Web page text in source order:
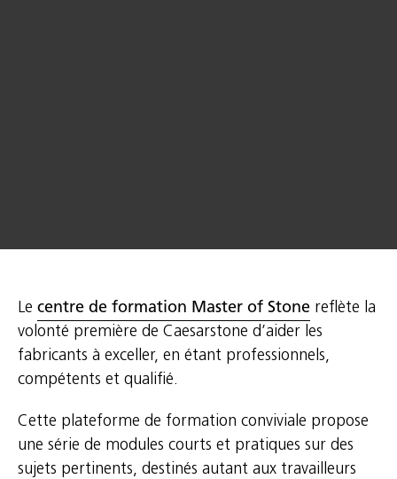
Le centre de formation Master of Stone reflète la
volonté première de Caesarstone d’aider les
fabricants à exceller, en étant professionnels,
compétents et qualifié.
Cette plateforme de formation conviviale propose
une série de modules courts et pratiques sur des
sujets pertinents, destinés autant aux travailleurs